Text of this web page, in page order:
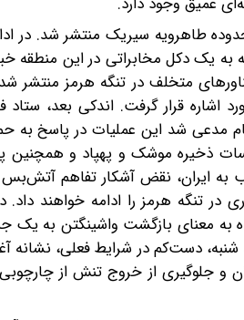
طاهرویه سیریک منتشر شد. در
به یک دکل مخابراتی در این منطقه
متخلف در تنگه هرمز منتشر
اشاره قرار گرفت. اندکی بعد، ستاد
مدعی شد ‌این عملیات در پاسخ به
ذخیره موشک و پهپاد و همچنین
به ایران، نقض آشکار تفاهم آتش‌بس
تنگه هرمز را ادامه خواهند داد.
به معنای بازگشت واشینگتن به یک
دست‌کم در شرایط فعلی، نشانه
و جلوگیری از خروج تنش از